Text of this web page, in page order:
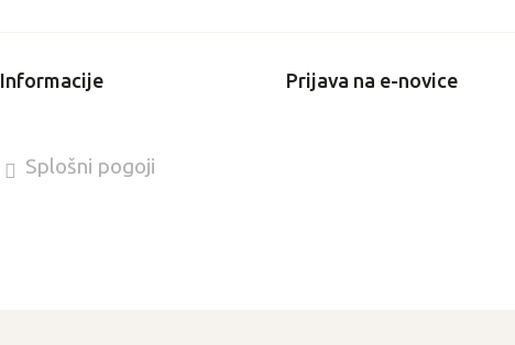
Informacije
Splošni pogoji
Prijava na e-novice